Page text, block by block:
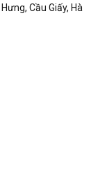
Cầu Giấy, Hà